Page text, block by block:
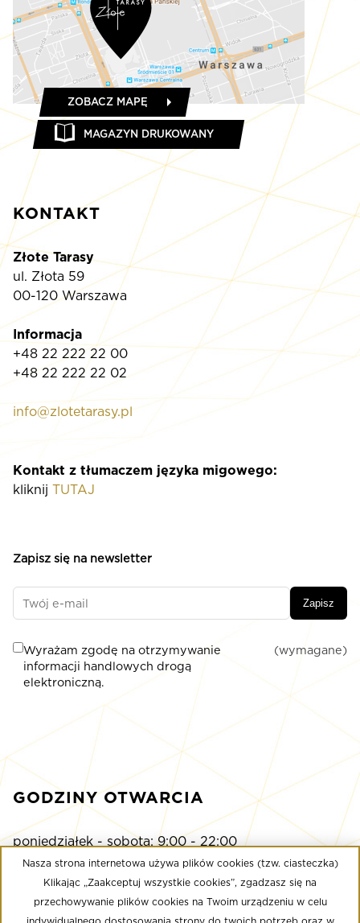
KONTAKT
Złote Tarasy
ul. Złota 59
00-120 Warszawa
Informacja
+48 22 222 22 00
+48 22 222 22 02
info@zlotetarasy.pl
Kontakt z tłumaczem języka migowego:
kliknij TUTAJ
Zapisz się na newsletter
Zapisz
Wyrażam zgodę na otrzymywanie
informacji handlowych drogą
elektroniczną.
(wymagane)
GODZINY OTWARCIA
poniedziałek - sobota: 9:00 - 22:00
niedziela: 9:00 - 21:00
Multikino
ZOBACZ MAPĘ
MAGAZYN DRUKOWANY
Nasza strona internetowa używa plików cookies (tzw. ciasteczka)
Klikając „Zaakceptuj wszystkie cookies”, zgadzasz się na
przechowywanie plików cookies na Twoim urządzeniu w celu